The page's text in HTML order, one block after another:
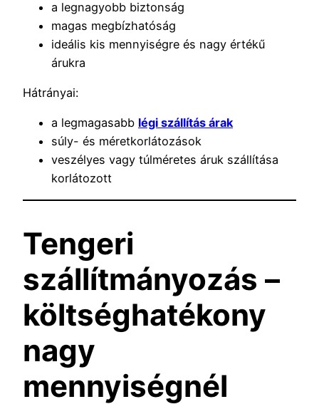
a legnagyobb biztonság
magas megbízhatóság
ideális kis mennyiségre és nagy értékű
árukra
Hátrányai:
a legmagasabb légi szállítás árak
súly- és méretkorlátozások
veszélyes vagy túlméretes áruk szállítása
korlátozott
Tengeri
szállítmányozás –
költséghatékony
nagy
mennyiségnél